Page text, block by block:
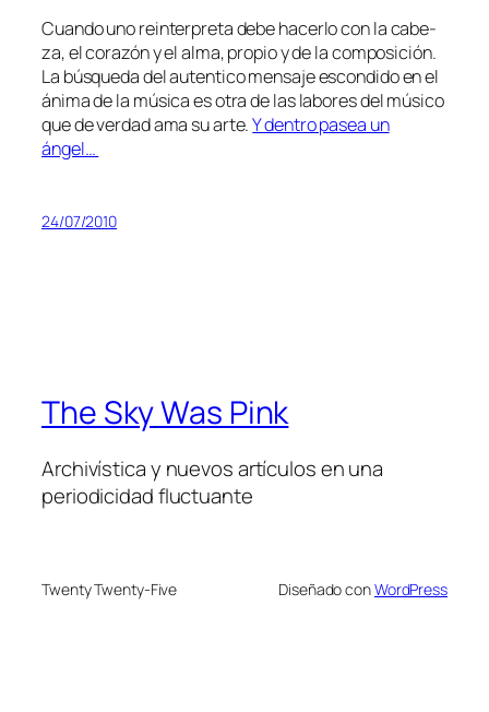
Cuando uno re­in­ter­pre­ta de­be ha­cer­lo con la ca­be­
za, el co­ra­zón y el al­ma, pro­pio y de la com­po­si­ción.
La bús­que­da del au­ten­ti­co men­sa­je es­con­di­do en el
áni­ma de la mú­si­ca es otra de las la­bo­res del mú­si­co
que de ver­dad ama su ar­te.Y den­tro pa­sea un
ángel…
24/07/2010
The Sky Was Pink
Archivística y nuevos artículos en una
periodicidad fluctuante
Twenty Twenty-Five Diseñado conWordPress